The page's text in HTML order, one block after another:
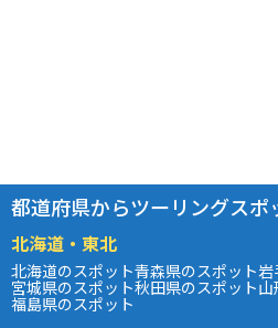
都道府県からツーリングスポ
北海道・東北
北海道のスポット青森県のスポット岩
宮城県のスポット秋田県のスポット山
福島県のスポット